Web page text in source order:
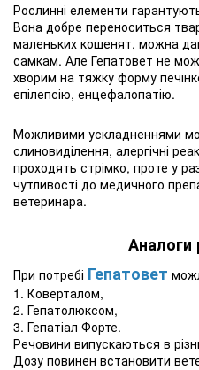
Рослинні елементи
Вона добре переноситься
маленьких кошенят, можна
самкам. Але Гепатовет не
хворим на тяжку форму
епілепсію, енцефалопатію.
Можливими ускладненнями
слиновиділення, алергічні
проходять стрімко, проте у
чутливості до медичного
ветеринара.
Аналоги
При потребі Гепатовет
1. Коверталом,
2. Гепатолюксом,
3. Гепатіал Форте.
Речовини випускаються в
Дозу повинен встановити